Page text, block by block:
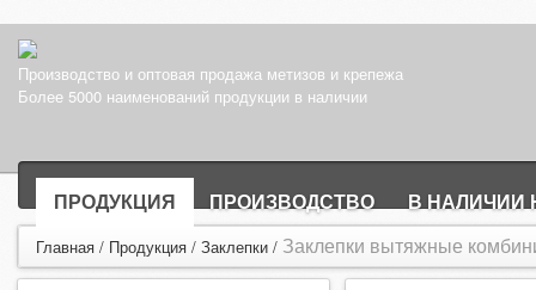
Производство и оптовая продажа метизов и крепежа
Более 5000 наименований продукции в наличии
ПРОДУКЦИЯ ПРОИЗВОДСТВО В НАЛИЧИИ
Главная / Продукция / Заклепки / Заклепки вытяжные